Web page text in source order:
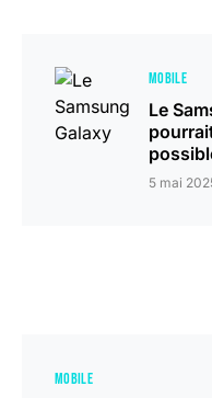
MOBILE
Le
5 mai
MOBILE